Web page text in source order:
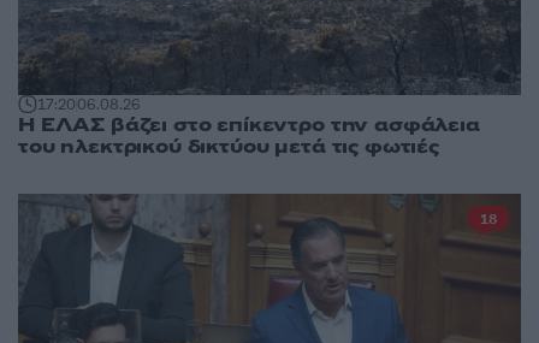
17:2006.08.26
Η ΕΛΑΣ βάζει στο επίκεντρο την ασφάλεια
του ηλεκτρικού δικτύου μετά τις φωτιές
18